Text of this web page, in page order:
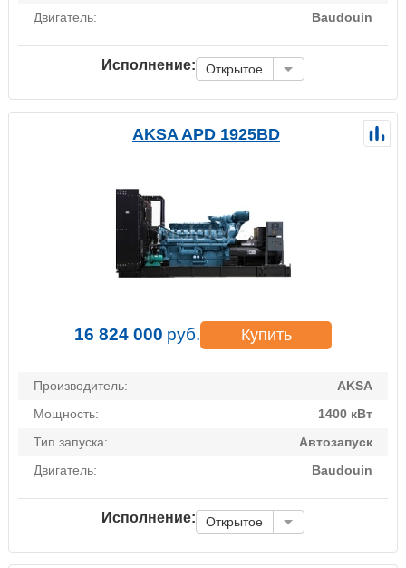
Двигатель:
Baudouin
Исполнение: Открытое
AKSA APD 1925BD
16 824 000 руб. Купить
Производитель:
AKSA
Мощность:
1400 кВт
Тип запуска:
Автозапуск
Двигатель:
Baudouin
Исполнение: Открытое